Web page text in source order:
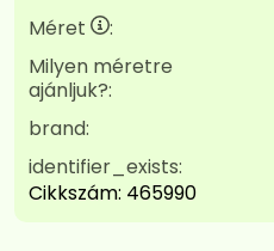
Méret
:
Milyen méretre
ajánljuk?:
brand:
identifier_exists:
Cikkszám: 465990